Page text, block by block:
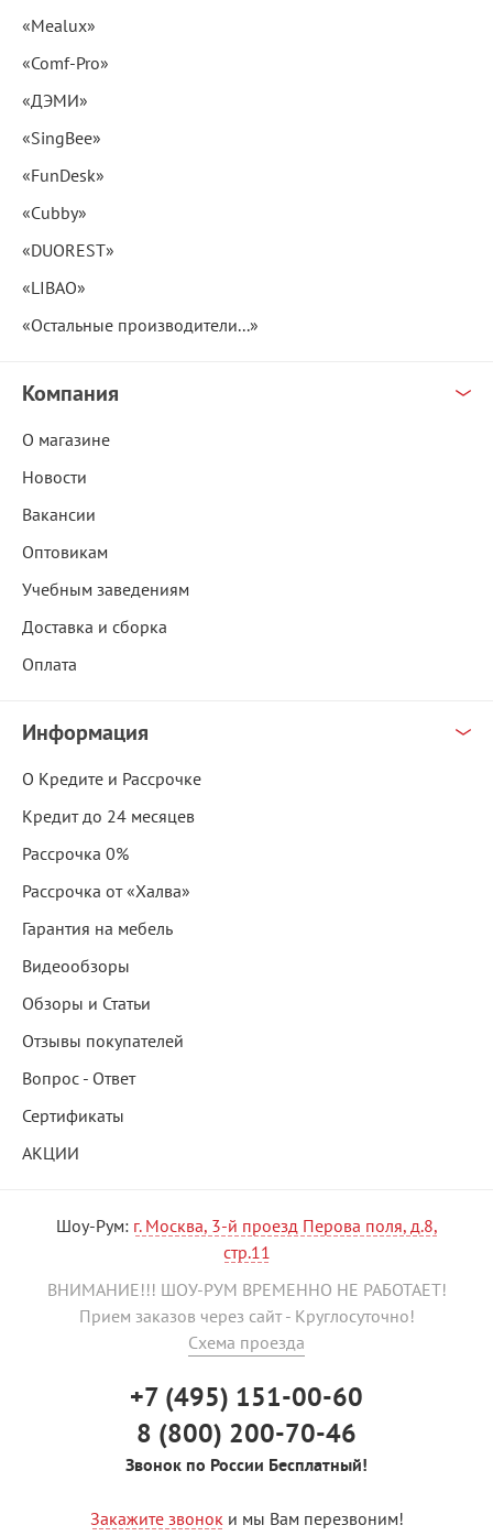
«Mealux»
«Comf-Pro»
«ДЭМИ»
«SingBee»
«FunDesk»
«Cubby»
«DUOREST»
«LIBAO»
«Остальные производители...»
Компания
О магазине
Новости
Вакансии
Оптовикам
Учебным заведениям
Доставка и сборка
Оплата
Информация
О Кредите и Рассрочке
Кредит до 24 месяцев
Рассрочка 0%
Рассрочка от «Халва»
Гарантия на мебель
Видеообзоры
Обзоры и Статьи
Отзывы покупателей
Вопрос - Ответ
Сертификаты
АКЦИИ
Шоу-Рум: г. Москва, 3-й проезд Перова поля, д.8,
стр.11
ВНИМАНИЕ!!! ШОУ-РУМ ВРЕМЕННО НЕ РАБОТАЕТ!
Прием заказов через сайт - Круглосуточно!
Схема проезда
+7 (495) 151-00-60
8 (800) 200-70-46
Звонок по России Бесплатный!
Закажите звонок и мы Вам перезвоним!